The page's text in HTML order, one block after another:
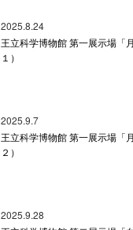
2025.8.24
王立科学博物館 第一展示場「
１）
2025.9.7
王立科学博物館 第一展示場「
２）
2025.9.28